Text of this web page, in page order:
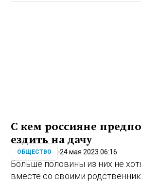
С кем россияне
ездить на дачу
ОБЩЕСТВО 24 мая 2023 06:16
Больше половины из них не
вместе со своими